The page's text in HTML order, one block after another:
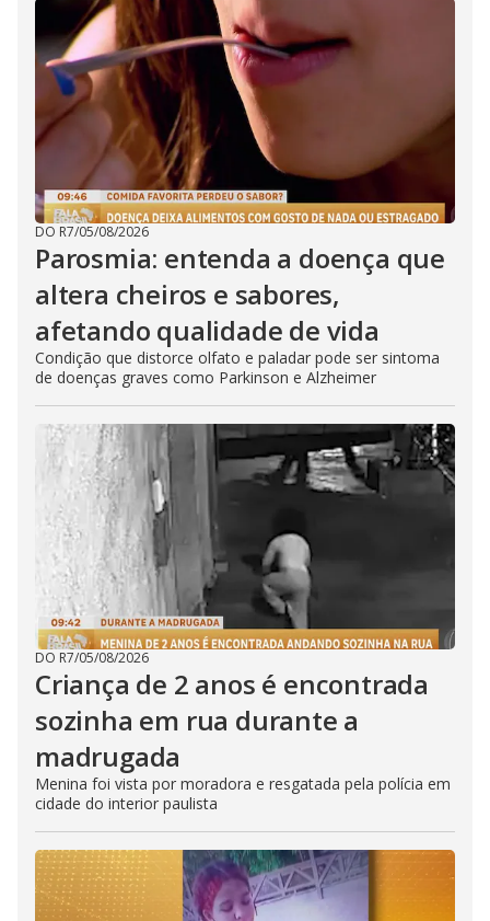
DO R7/05/08/2026
Parosmia: entenda a doença que
altera cheiros e sabores,
afetando qualidade de vida
Condição que distorce olfato e paladar pode ser sintoma
de doenças graves como Parkinson e Alzheimer
DO R7/05/08/2026
Criança de 2 anos é encontrada
sozinha em rua durante a
madrugada
Menina foi vista por moradora e resgatada pela polícia em
cidade do interior paulista